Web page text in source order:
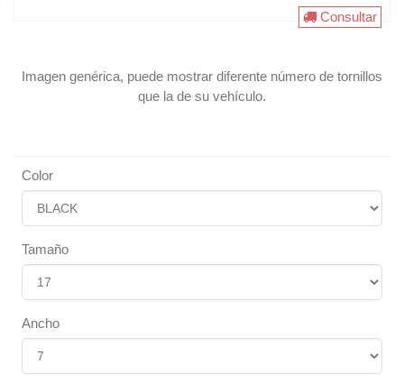
Imagen genérica, puede mostrar diferente número de tornillos
que la de su vehículo.
Consultar
Color
Tamaño
Ancho